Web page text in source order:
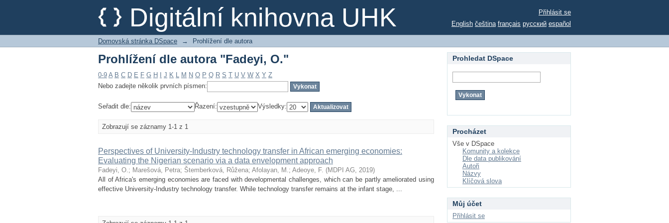
Digitální knihovna UHK
Prohlížení dle autora "Fadeyi, O."
Přihlásit se
English čeština français русский español
Domovská stránka DSpace → Prohlížení dle autora
Prohlížení dle autora "Fadeyi, O."
0-9 A B C D E F G H J K L M N O P Q R S T U V W X Y Z
Nebo zadejte několik prvních písmen:
Seřadit dle: Řazení: Výsledky:
Zobrazují se záznamy 1-1 z 1
Perspectives of University-Industry technology transfer in African emerging economies:
Evaluating the Nigerian scenario via a data envelopment approach
Fadeyi, O.; Marešová, Petra; Štemberková, Růžena; Afolayan, M.; Adeoye, F. (MDPI AG, 2019)
All of Africa's emerging economies are faced with developmental challenges, which can be partly ameliorated using
effective University-Industry technology transfer. While technology transfer remains at the infant stage, ...
Prohledat DSpace
Procházet
Vše v DSpace
Komunity a kolekce
Dle data publikování
Autoři
Názvy
Klíčová slova
Můj účet
Přihlásit se